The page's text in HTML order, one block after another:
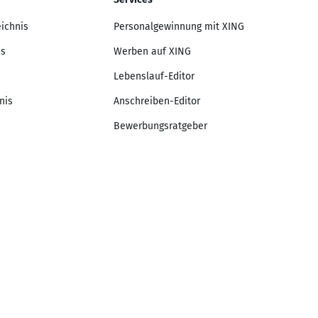
Personalgewinnung mit XING
Werben auf XING
Lebenslauf-Editor
Anschreiben-Editor
Bewerbungsratgeber